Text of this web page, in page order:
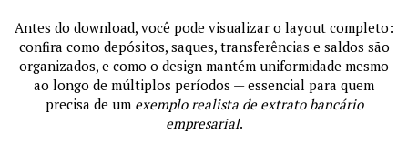
Antes do download, você pode visualizar o layout completo:
confira como depósitos, saques, transferências e saldos são
organizados, e como o design mantém uniformidade mesmo
ao longo de múltiplos períodos — essencial para quem
precisa de um exemplo realista de extrato bancário
empresarial.